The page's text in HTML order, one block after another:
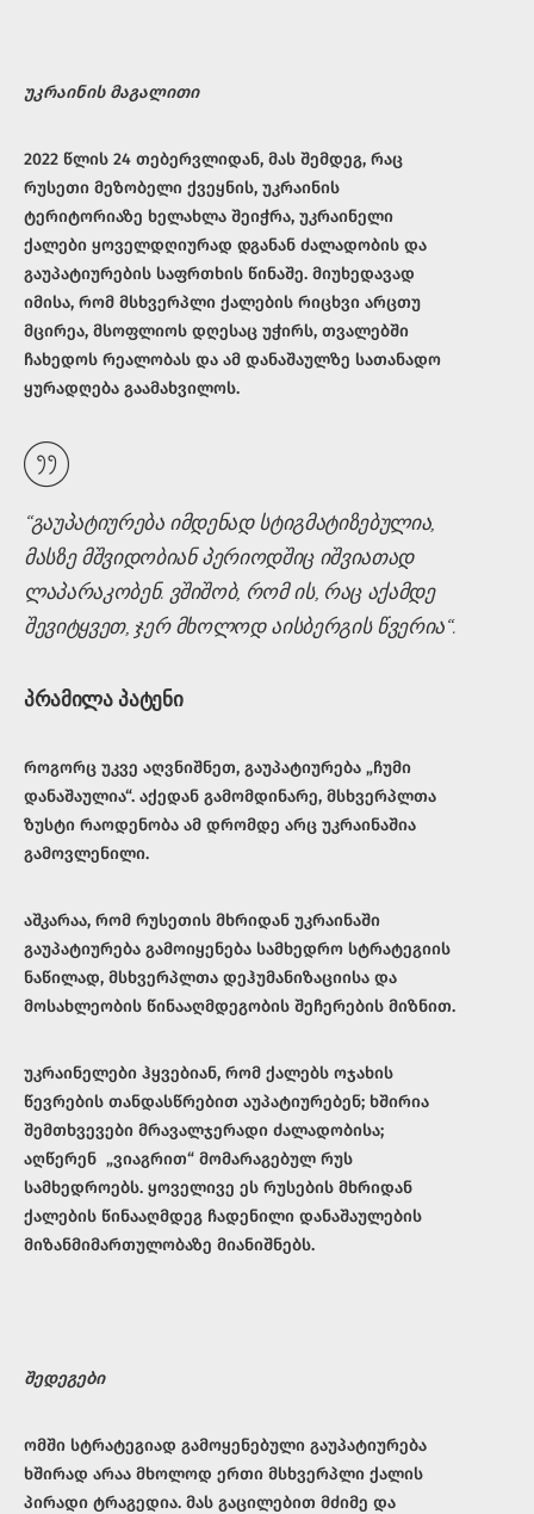
უკრაინის მაგალითი
2022 წლის 24 თებერვლიდან, მას შემდეგ, რაც
რუსეთი მეზობელი ქვეყნის, უკრაინის
ტერიტორიაზე ხელახლა შეიჭრა, უკრაინელი
ქალები ყოველდღიურად დგანან ძალადობის და
გაუპატიურების საფრთხის წინაშე. მიუხედავად
იმისა, რომ მსხვერპლი ქალების რიცხვი არცთუ
მცირეა, მსოფლიოს დღესაც უჭირს, თვალებში
ჩახედოს რეალობას და ამ დანაშაულზე სათანადო
ყურადღება გაამახვილოს.
“გაუპატიურება იმდენად სტიგმატიზებულია,
მასზე მშვიდობიან პერიოდშიც იშვიათად
ლაპარაკობენ. ვშიშობ, რომ ის, რაც აქამდე
შევიტყვეთ, ჯერ მხოლოდ აისბერგის წვერია“.
პრამილა პატენი
როგორც უკვე აღვნიშნეთ, გაუპატიურება „ჩუმი
დანაშაულია“. აქედან გამომდინარე, მსხვერპლთა
ზუსტი რაოდენობა ამ დრომდე არც უკრაინაშია
გამოვლენილი.
აშკარაა, რომ რუსეთის მხრიდან უკრაინაში
გაუპატიურება გამოიყენება სამხედრო სტრატეგიის
ნაწილად, მსხვერპლთა დეჰუმანიზაციისა და
მოსახლეობის წინააღმდეგობის შეჩერების მიზნით.
უკრაინელები ჰყვებიან, რომ ქალებს ოჯახის
წევრების თანდასწრებით აუპატიურებენ; ხშირია
შემთხვევები მრავალჯერადი ძალადობისა;
აღწერენ „ვიაგრით“ მომარაგებულ რუს
სამხედროებს. ყოველივე ეს რუსების მხრიდან
ქალების წინააღმდეგ ჩადენილი დანაშაულების
მიზანმიმართულობაზე მიანიშნებს.
შედეგები
ომში სტრატეგიად გამოყენებული გაუპატიურება
ხშირად არაა მხოლოდ ერთი მსხვერპლი ქალის
პირადი ტრაგედია. მას გაცილებით მძიმე და